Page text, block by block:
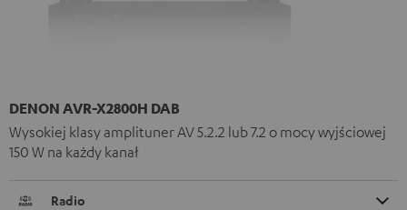
DENON AVR-X2800H DAB
Wysokiej klasy amplituner AV 5.2.2 lub 7.2 o mocy wyjściowej
150 W na każdy kanał
Radio